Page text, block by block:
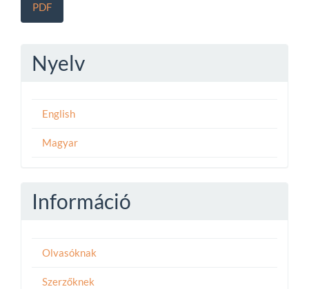
PDF
Nyelv
English
Magyar
Információ
Olvasóknak
Szerzőknek